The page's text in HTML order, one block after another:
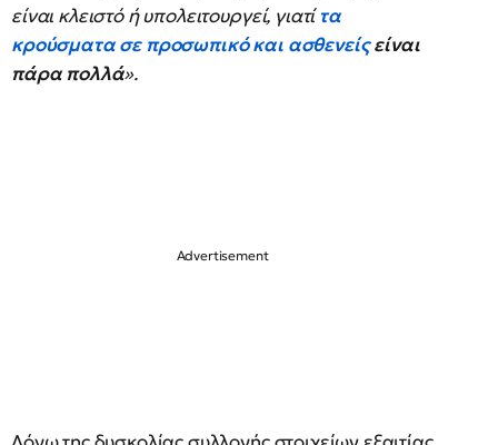
είναι κλειστό ή υπολειτουργεί, γιατί τα
κρούσματα σε προσωπικό και ασθενείςείναι
πάρα πολλά».